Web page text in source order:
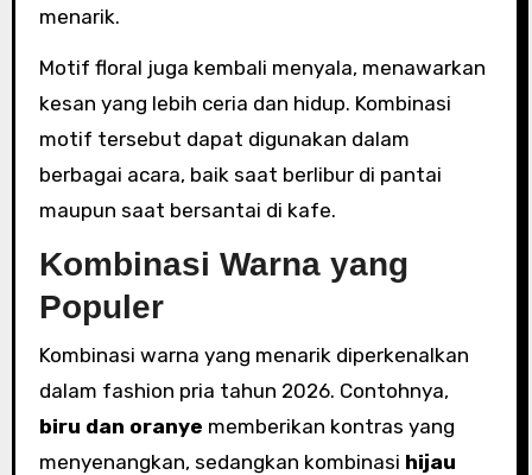
menarik.
Motif floral juga kembali menyala, menawarkan
kesan yang lebih ceria dan hidup. Kombinasi
motif tersebut dapat digunakan dalam
berbagai acara, baik saat berlibur di pantai
maupun saat bersantai di kafe.
Kombinasi Warna yang
Populer
Kombinasi warna yang menarik diperkenalkan
dalam fashion pria tahun 2026. Contohnya,
biru dan oranye memberikan kontras yang
menyenangkan, sedangkan kombinasi hijau